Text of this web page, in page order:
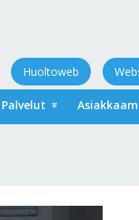
Huoltoweb
Palvelut